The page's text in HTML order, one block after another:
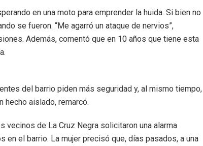
en una moto para emprender la huida. Si bien no
se fueron. “Me agarró un ataque de nervios”,
Además, comentó que en 10 años que tiene esta
del barrio piden más seguridad y, al mismo tiempo,
hecho aislado, remarcó.
vecinos de La Cruz Negra solicitaron una alarma
el barrio. La mujer precisó que, días pasados, a una